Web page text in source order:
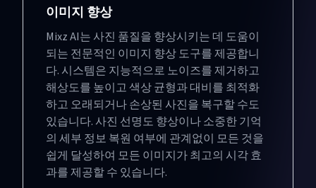
이미지 향상
Mixz AI는 사진 품질을 향상시키는 데 도움이
되는 전문적인 이미지 향상 도구를 제공합니
다. 시스템은 지능적으로 노이즈를 제거하고
해상도를 높이고 색상 균형과 대비를 최적화
하고 오래되거나 손상된 사진을 복구할 수도
있습니다. 사진 선명도 향상이나 소중한 기억
의 세부 정보 복원 여부에 관계없이 모든 것을
쉽게 달성하여 모든 이미지가 최고의 시각 효
과를 제공할 수 있습니다.